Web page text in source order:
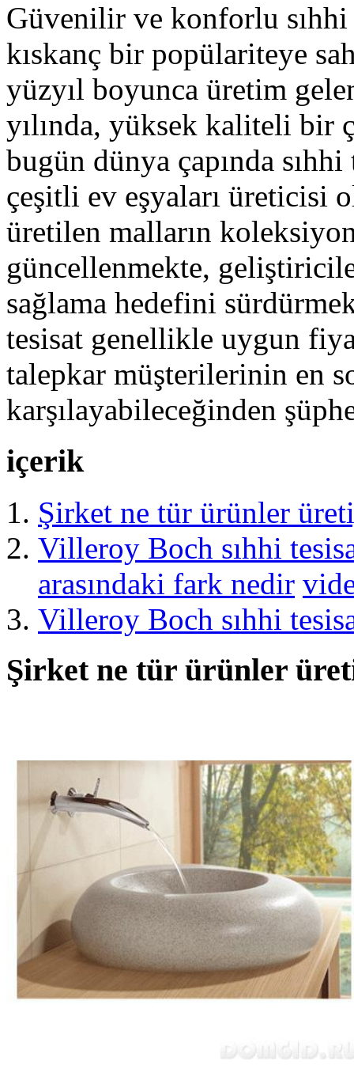
Güvenilir ve konforlu sıhhi
kıskanç bir popülariteye
yüzyıl boyunca üretim
yılında, yüksek kaliteli bir
bugün dünya çapında
çeşitli ev eşyaları üreticisi
üretilen malların
güncellenmekte,
sağlama hedefini
tesisat genellikle uygun
talepkar müşterilerinin en
karşılayabileceğinden
içerik
Şirket ne tür ürünler
Villeroy Boch sıhhi
arasındaki fark nedir
Villeroy Boch sıhhi
Şirket ne tür ürünler